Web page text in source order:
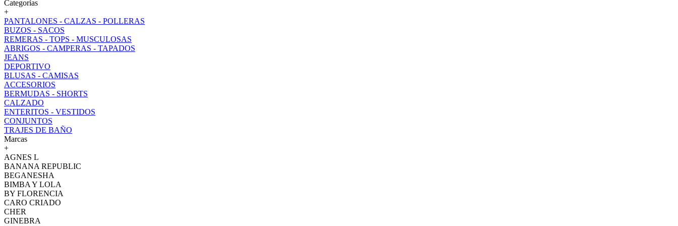
Categorías
+
PANTALONES - CALZAS - POLLERAS
BUZOS - SACOS
REMERAS - TOPS - MUSCULOSAS
ABRIGOS - CAMPERAS - TAPADOS
JEANS
DEPORTIVO
BLUSAS - CAMISAS
ACCESORIOS
BERMUDAS - SHORTS
CALZADO
ENTERITOS - VESTIDOS
CONJUNTOS
TRAJES DE BAÑO
Marcas
+
AGNES L
BANANA REPUBLIC
BEGANESHA
BIMBA Y LOLA
BY FLORENCIA
CARO CRIADO
CHER
GINEBRA